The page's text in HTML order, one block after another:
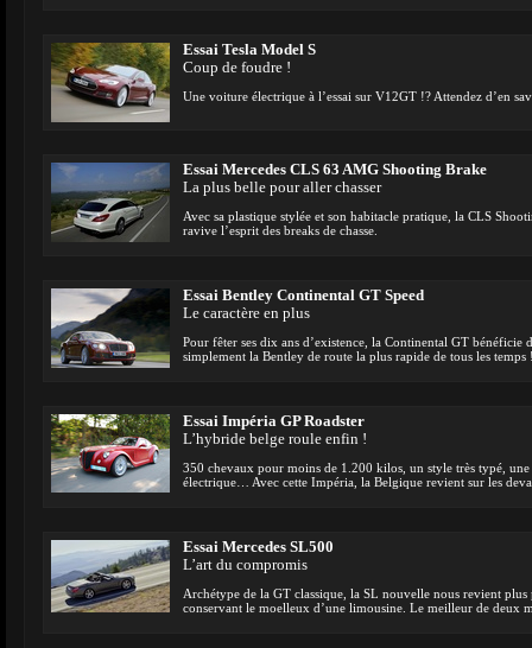
Essai Tesla Model S
Coup de foudre !
Une voiture électrique à l’essai sur V12GT !? Attendez d’en
Essai Mercedes CLS 63 AMG Shooting Brake
La plus belle pour aller chasser
Avec sa plastique stylée et son habitacle pratique, la CLS
ravive l’esprit des breaks de chasse.
Essai Bentley Continental GT Speed
Le caractère en plus
Pour fêter ses dix ans d’existence, la Continental GT bénéficie
simplement la Bentley de route la plus rapide de tous les temps
Essai Impéria GP Roadster
L’hybride belge roule enfin !
350 chevaux pour moins de 1.200 kilos, un style très typé,
électrique… Avec cette Impéria, la Belgique revient sur les
Essai Mercedes SL500
L’art du compromis
Archétype de la GT classique, la SL nouvelle nous revient plus
conservant le moelleux d’une limousine. Le meilleur de deux